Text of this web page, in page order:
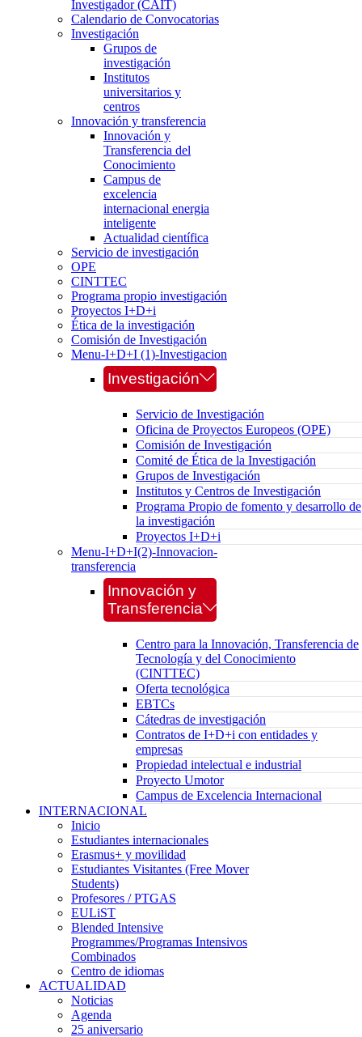
Investigador (CAIT)
Calendario de Convocatorias
Investigación
Grupos de
investigación
Institutos
universitarios y
centros
Innovación y transferencia
Innovación y
Transferencia del
Conocimiento
Campus de
excelencia
internacional energia
inteligente
Actualidad científica
Servicio de investigación
OPE
CINTTEC
Programa propio investigación
Proyectos I+D+i
Ética de la investigación
Comisión de Investigación
Menu-I+D+I (1)-Investigacion
Investigación
Servicio de Investigación
Oficina de Proyectos Europeos (OPE)
Comisión de Investigación
Comité de Ética de la Investigación
Grupos de Investigación
Institutos y Centros de Investigación
Programa Propio de fomento y desarrollo de
la investigación
Proyectos I+D+i
Menu-I+D+I(2)-Innovacion-
transferencia
Innovación y
Transferencia
Centro para la Innovación, Transferencia de
Tecnología y del Conocimiento
(CINTTEC)
Oferta tecnológica
EBTCs
Cátedras de investigación
Contratos de I+D+i con entidades y
empresas
Propiedad intelectual e industrial
Proyecto Umotor
Campus de Excelencia Internacional
INTERNACIONAL
Inicio
Estudiantes internacionales
Erasmus+ y movilidad
Estudiantes Visitantes (Free Mover
Students)
Profesores / PTGAS
EULiST
Blended Intensive
Programmes/Programas Intensivos
Combinados
Centro de idiomas
ACTUALIDAD
Noticias
Agenda
25 aniversario